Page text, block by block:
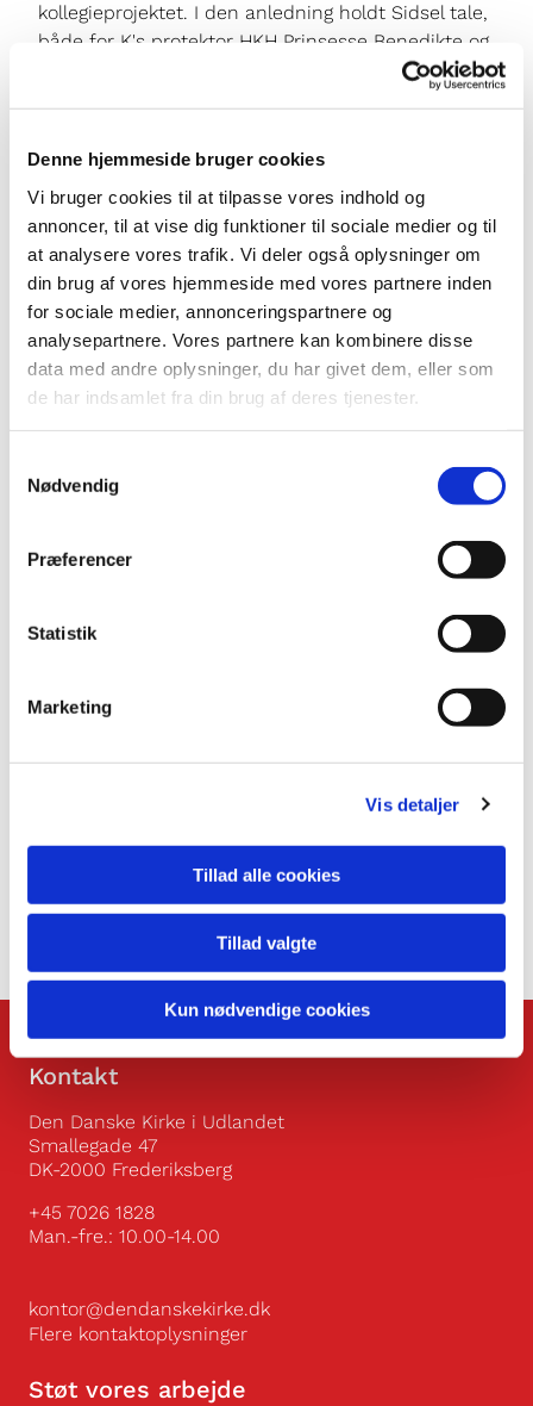
Denne hjemmeside bruger cookies
Vi bruger cookies til at tilpasse vores indhold og
annoncer, til at vise dig funktioner til sociale medier og til
at analysere vores trafik. Vi deler også oplysninger om
din brug af vores hjemmeside med vores partnere inden
for sociale medier, annonceringspartnere og
analysepartnere. Vores partnere kan kombinere disse
data med andre oplysninger, du har givet dem, eller som
de har indsamlet fra din brug af deres tjenester.
Nødvendig
Præferencer
Statistik
Marketing
Vis detaljer
Tillad alle cookies
Tillad valgte
Kun nødvendige cookies
kollegieprojektet. I den anledning holdt Sidsel tale,
både for K's protektor HKH Prinsesse Benedikte og
Du vil måske også kunne
lide...
Kontakt
Den Danske Kirke i Udlandet
Smallegade 47
DK-2000 Frederiksberg
+45 7026 1828
Man.-fre.: 10.00-14.00
kontor@dendanskekirke.dk
Flere kontaktoplysninger
Støt vores arbejde